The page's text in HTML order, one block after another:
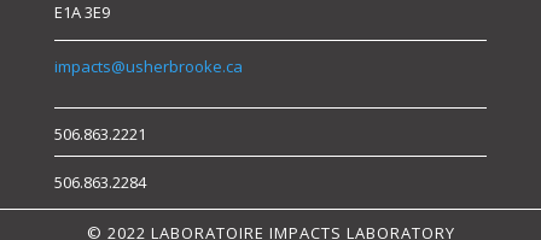
E1A 3E9
impacts@usherbrooke.ca
506.863.2221
506.863.2284
© 2022 LABORATOIRE IMPACTS LABORATORY